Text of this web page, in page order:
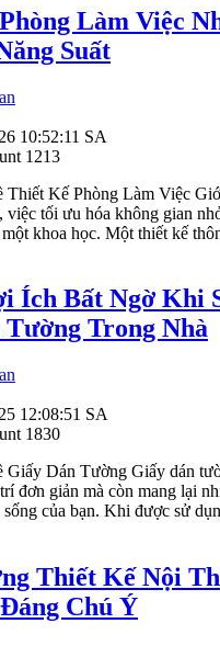
Làm Việc
Suất
10:52:11 SA
1213
Kế Phòng Làm Việc
việc tối ưu hóa không gian
khoa học. Một thiết kế
Ích Bất Ngờ Khi
Tường Trong Nhà
12:08:51 SA
1830
Dán Tường Giấy dán
đơn giản mà còn mang lại
của bạn. Khi được sử
Thiết Kế Nội
Chú Ý